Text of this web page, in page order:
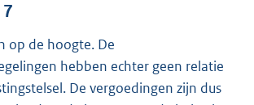
op de hoogte. De
hebben echter geen relatie
De vergoedingen zijn dus